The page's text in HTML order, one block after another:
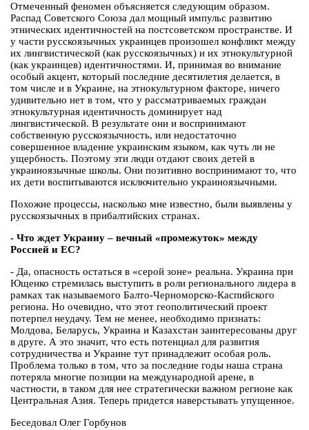
Отмеченный феномен объясняется следующим образом.
Распад Советского Союза дал мощный импульс развитию
этнических идентичностей на постсоветском пространстве. И
у части русскоязычных украинцев произошел конфликт между
их лингвистической (как русскоязычных) и их этнокультурной
(как украинцев) идентичностями. И, принимая во внимание
особый акцент, который последние десятилетия делается, в
том числе и в Украине, на этнокультурном факторе, ничего
удивительно нет в том, что у рассматриваемых граждан
этнокультурная идентичность доминирует над
лингвистической. В результате они и воспринимают
собственную русскоязычность, или недостаточно
совершенное владение украинским языком, как чуть ли не
ущербность. Поэтому эти люди отдают своих детей в
украиноязычные школы. Они позитивно воспринимают то, что
их дети воспитываются исключительно украиноязычными.
Похожие процессы, насколько мне известно, были выявлены у
русскоязычных в прибалтийских странах.
- Что ждет Украину – вечный «промежуток» между
Россией и ЕС?
- Да, опасность остаться в «серой зоне» реальна. Украина при
Ющенко стремилась выступить в роли регионального лидера в
рамках так называемого Балто-Черноморско-Каспийского
региона. Но очевидно, что этот геополитический проект
потерпел неудачу. Тем не менее, необходимо признать:
Молдова, Беларусь, Украина и Казахстан заинтересованы друг
в друге. А это значит, что есть потенциал для развития
сотрудничества и Украине тут принадлежит особая роль.
Проблема только в том, что за последние годы наша страна
потеряла многие позиции на международной арене, в
частности, в таком для нее стратегически важном регионе как
Центральная Азия. Теперь придется наверстывать упущенное.
Беседовал Олег Горбунов